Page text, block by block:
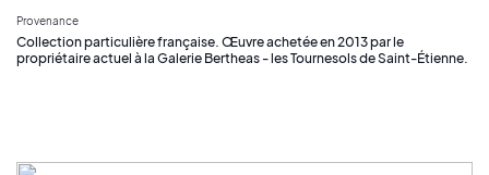
Provenance
Collection particulière française. Œuvre achetée en 2013 par le
propriétaire actuel à la Galerie Bertheas - les Tournesols de Saint-Étienne.